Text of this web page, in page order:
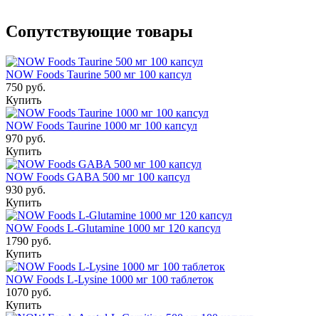
Сопутствующие товары
NOW Foods Taurine 500 мг 100 капсул
750 руб.
Купить
NOW Foods Taurine 1000 мг 100 капсул
970 руб.
Купить
NOW Foods GABA 500 мг 100 капсул
930 руб.
Купить
NOW Foods L-Glutamine 1000 мг 120 капсул
1790 руб.
Купить
NOW Foods L-Lysine 1000 мг 100 таблеток
1070 руб.
Купить